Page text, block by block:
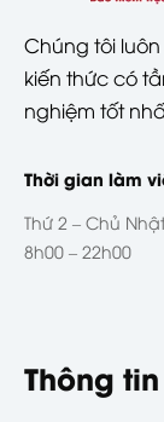
Chúng tôi
kiến thức có
nghiệm tốt
Thời gian làm
Thứ 2 – Chủ
8h00 – 22h00
Thông